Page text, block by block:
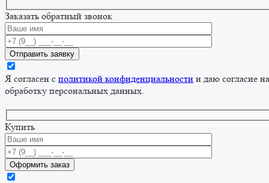
Заказать обратный звонок
Я согласен с политикой конфиденциальности и даю согласие на
обработку персональных данных.
Купить